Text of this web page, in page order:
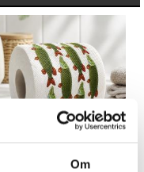
Om
Gädda